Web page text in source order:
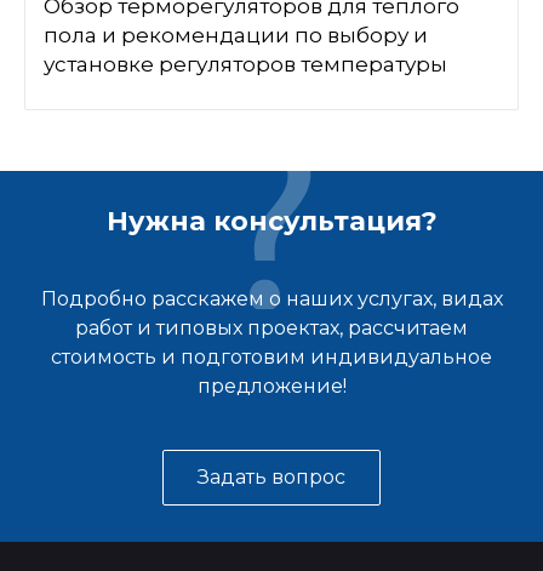
Обзор терморегуляторов для теплого
пола и рекомендации по выбору и
установке регуляторов температуры
Нужна консультация?
Подробно расскажем о наших услугах, видах
работ и типовых проектах, рассчитаем
стоимость и подготовим индивидуальное
предложение!
Задать вопрос